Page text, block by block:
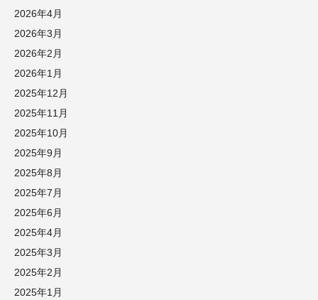
2026年4月
2026年3月
2026年2月
2026年1月
2025年12月
2025年11月
2025年10月
2025年9月
2025年8月
2025年7月
2025年6月
2025年4月
2025年3月
2025年2月
2025年1月